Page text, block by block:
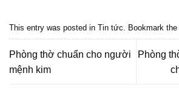
This entry was posted in Tin tức . Bookmark the
Phòng thờ chuẩn cho người
mệnh kim
Phòng